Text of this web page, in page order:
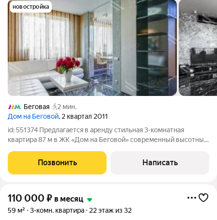
новостройка
Беговая
2 мин.
Дом на Беговой, 2 квартал 2011
id: 551374 Предлагается в аренду стильная 3-комнатная
квартира 87 м в ЖК «Дом на Беговой» современный высотный
территорией и гостевой парковкой. Квартира расположена на
13 этаже 44-этажного здания:
Позвонить Написать
110 000 ₽ в месяц
59 м² 3-комн. квартира 22 этаж из 32